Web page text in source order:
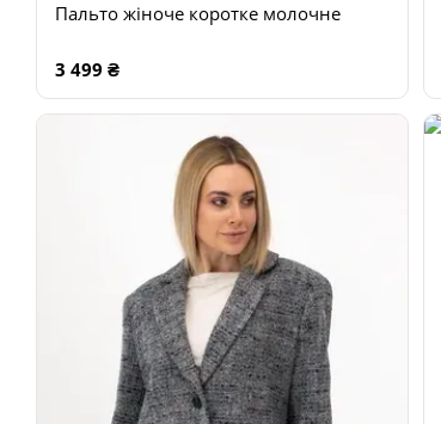
Пальто жіноче коротке молочне
3 499 ₴